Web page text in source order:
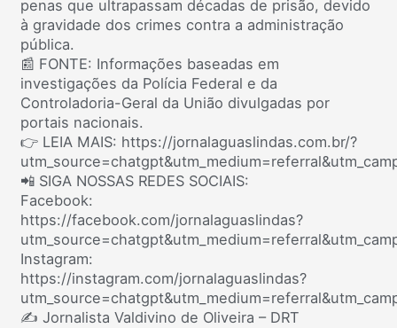
penas que ultrapassam décadas de prisão, devido
à gravidade dos crimes contra a administração
pública.
📰 FONTE: Informações baseadas em
investigações da Polícia Federal e da
Controladoria-Geral da União divulgadas por
portais nacionais.
👉 LEIA MAIS: https://jornalaguaslindas.com.br/?
📲 SIGA NOSSAS REDES SOCIAIS:
Facebook:
https://facebook.com/jornalaguaslindas?
Instagram:
https://instagram.com/jornalaguaslindas?
✍️ Jornalista Valdivino de Oliveira – DRT